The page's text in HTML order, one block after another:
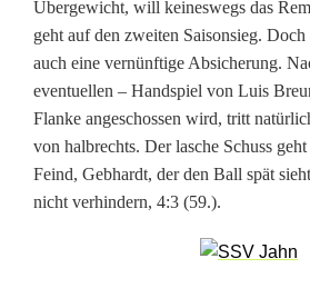
r
n
b
e
r
Übergewicht, will keineswegs das
geht auf den zweiten Saisonsieg.
auch eine vernünftige Absicherung.
eventuellen – Handspiel von Luis
Flanke angeschossen wird, tritt
von halbrechts. Der lasche Schuss
Feind, Gebhardt, der den Ball spät
nicht verhindern, 4:3 (59.).